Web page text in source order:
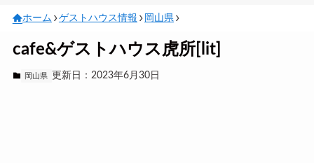
ホーム ゲストハウス情報 岡山県
cafe&ゲストハウス虎所[lit]
岡山県 更新日：2023年6月30日